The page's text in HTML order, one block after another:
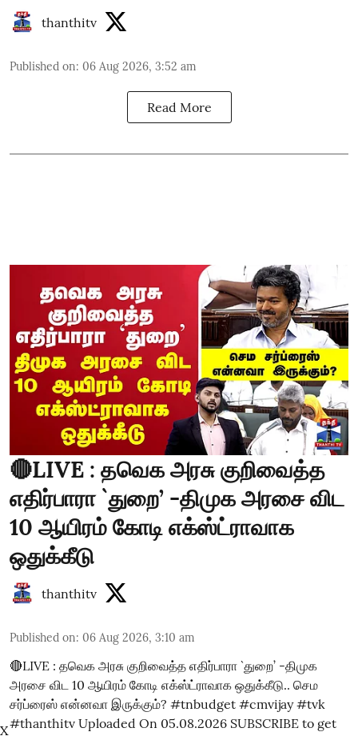
thanthitv
Published on: 06 Aug 2026, 3:52 am
Read More
🔴LIVE : தவெக அரசு குறிவைத்த
எதிர்பாரா `துறை’ -திமுக அரசை விட
10 ஆயிரம் கோடி எக்ஸ்ட்ராவாக
ஒதுக்கீடு
thanthitv
Published on: 06 Aug 2026, 3:10 am
🔴LIVE : தவெக அரசு குறிவைத்த எதிர்பாரா `துறை’ -திமுக
அரசை விட 10 ஆயிரம் கோடி எக்ஸ்ட்ராவாக ஒதுக்கீடு.. செம
சர்ப்ரைஸ் என்னவா இருக்கும்? #tnbudget #cmvijay #tvk
#thanthitv Uploaded On 05.08.2026 SUBSCRIBE to get
X